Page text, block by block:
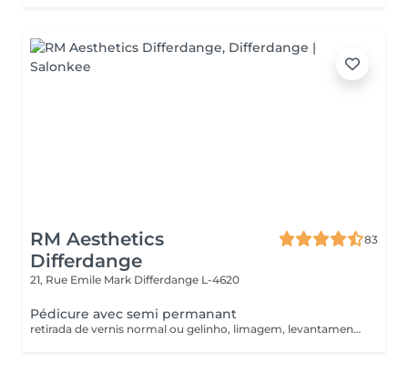
RM Aesthetics
Differdange
83
21, Rue Emile Mark Differdange L-4620
Pédicure avec semi permanant
retirada de vernis normal ou gelinho, limagem, levantamento de cuticulas e retirada ( não incluindo tratamento de calosidades) retrait du vernis normal ou du semi permament, limage des ongles, décollage et retirer des cuticules (sans limage/exfoliation)